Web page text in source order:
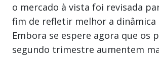
o mercado à vista foi revisada
fim de refletir melhor a dinâmica
Embora se espere agora que os
segundo trimestre aumentem